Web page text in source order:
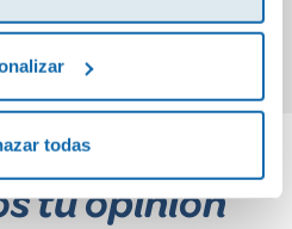
todas
Comprar
tu opinión